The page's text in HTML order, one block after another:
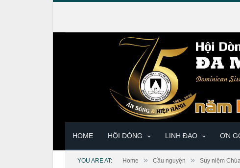
HOME HỘI DÒNG LINH ĐẠO ƠN
YOU ARE AT: Home » Cầu nguyện » Suy niệm